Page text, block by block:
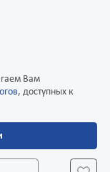
Вам
, доступных к